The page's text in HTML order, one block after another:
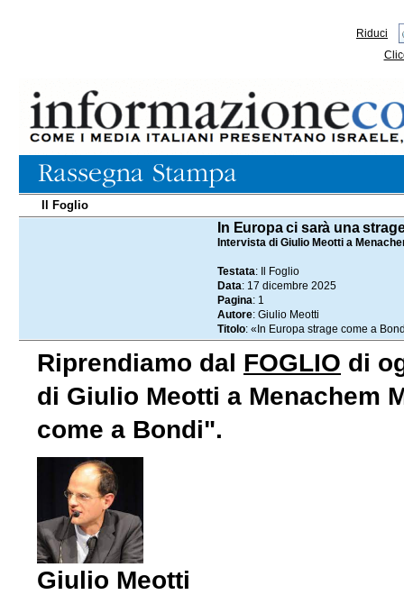
Riduci
Il Foglio
In Europa ci sarà una
Intervista di Giulio Meotti a
Testata: Il Foglio
Data: 17 dicembre 2025
Pagina: 1
Autore: Giulio Meotti
Titolo: «In Europa strage come a
Riprendiamo dal FOGLIO di
di Giulio Meotti a Menachem
come a Bondi".
Giulio Meotti